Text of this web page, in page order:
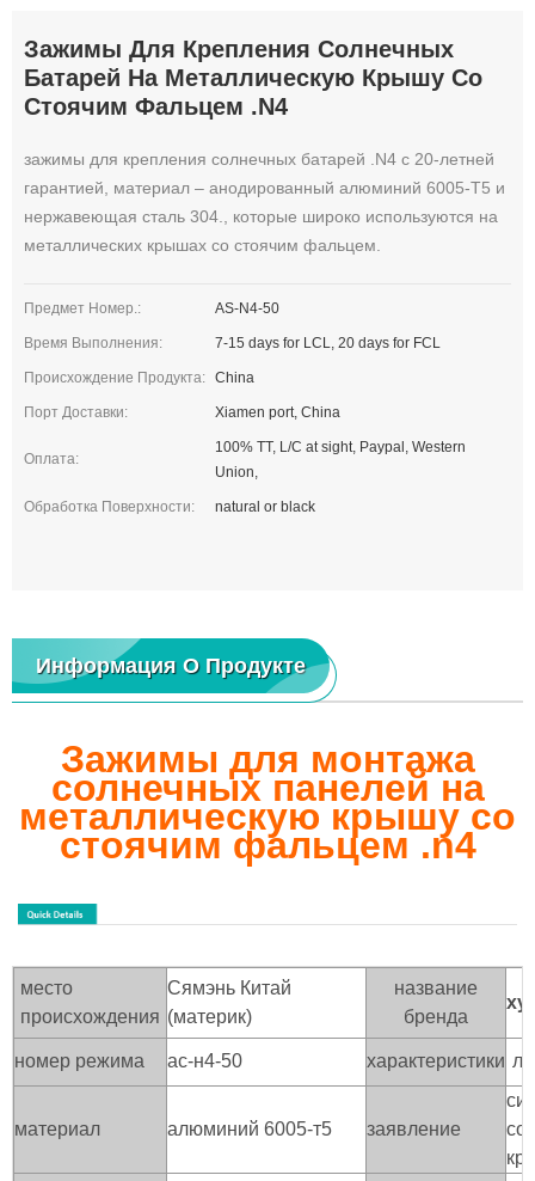
Зажимы Для Крепления Солнечных
Батарей На Металлическую Крышу Со
Стоячим Фальцем .N4
зажимы для крепления солнечных батарей .N4 с 20-летней
гарантией, материал – анодированный алюминий 6005-T5 и
нержавеющая сталь 304., которые широко используются на
металлических крышах со стоячим фальцем.
Предмет Номер.: AS-N4-50
Время Выполнения: 7-15 days for LCL, 20 days for FCL
Происхождение Продукта: China
Порт Доставки: Xiamen port, China
Оплата:
100% TT, L/C at sight, Paypal, Western
Union,
Обработка Поверхности: natural or black
Информация О Продукте
Зажимы для монтажа
солнечных панелей на
металлическую крышу со
стоячим фальцем .n4
место
происхождения
Сямэнь Китай
(материк)
название
бренда
номер режима ас-н4-50 характеристики
материал алюминий 6005-т5 заявление